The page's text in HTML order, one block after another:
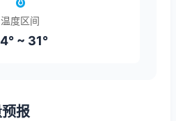
温度区间
~ 31°
报